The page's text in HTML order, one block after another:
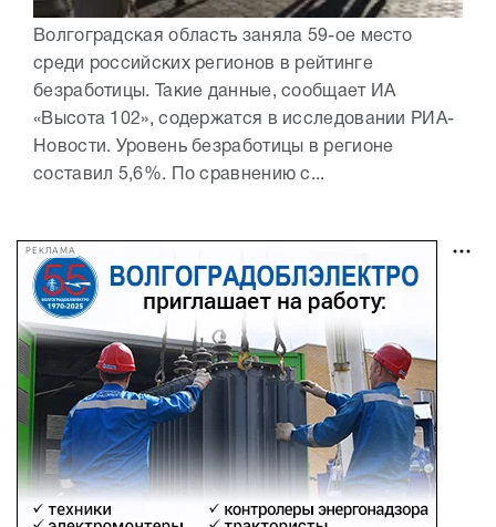
Волгоградская область заняла 59-ое место
среди российских регионов в рейтинге
безработицы. Такие данные, сообщает ИА
«Высота 102», содержатся в исследовании РИА-
Новости. Уровень безработицы в регионе
составил 5,6%. По сравнению с...
РЕКЛАМА